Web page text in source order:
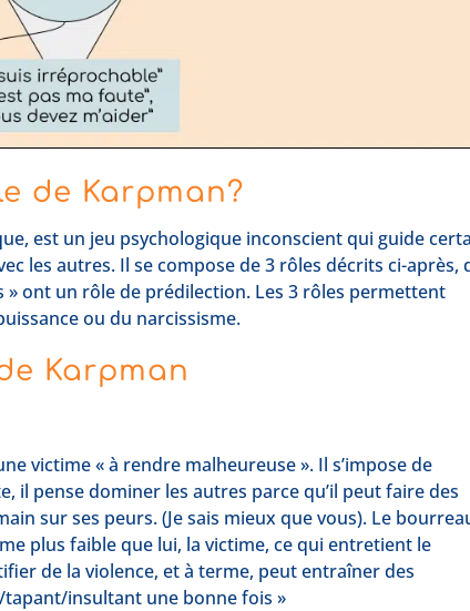
de Karpman?
est un jeu psychologique inconscient qui guide
les autres. Il se compose de 3 rôles décrits ci-après,
» ont un rôle de prédilection. Les 3 rôles permettent
ou du narcissisme.
Karpman
victime « à rendre malheureuse ». Il s’impose de
il pense dominer les autres parce qu’il peut faire des
sur ses peurs. (Je sais mieux que vous). Le
plus faible que lui, la victime, ce qui entretient le
de la violence, et à terme, peut entraîner des
tapant/insultant une bonne fois »